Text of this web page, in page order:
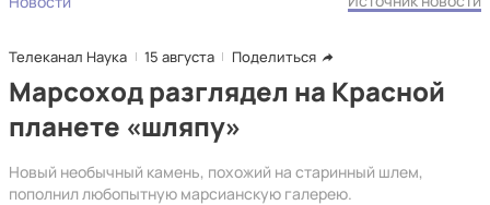
Телеканал Наука 15 августа Поделиться
Марсоход разглядел на Красной
планете «шляпу»
Новый необычный камень, похожий на старинный шлем,
пополнил любопытную марсианскую галерею.